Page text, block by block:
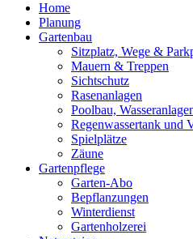
Home
Planung
Gartenbau
Sitzplatz, Wege &
Mauern & Treppen
Sichtschutz
Rasenanlagen
Poolbau,
Regenwassertank und
Spielplätze
Zäune
Gartenpflege
Garten-Abo
Bepflanzungen
Winterdienst
Gartenholzerei